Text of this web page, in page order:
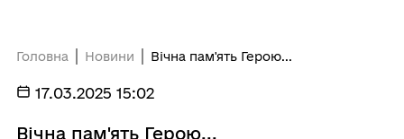
Головна Новини Вічна пам'ять Герою...
17.03.2025 15:02
Вічна пам'ять Герою...